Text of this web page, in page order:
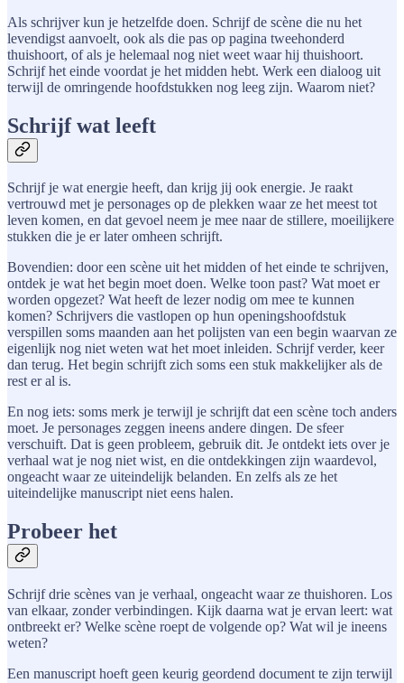
Als schrijver kun je hetzelfde doen. Schrijf de scène die nu het
levendigst aanvoelt, ook als die pas op pagina tweehonderd
thuishoort, of als je helemaal nog niet weet waar hij thuishoort.
Schrijf het einde voordat je het midden hebt. Werk een dialoog uit
terwijl de omringende hoofdstukken nog leeg zijn. Waarom niet?
Schrijf wat leeft
Schrijf je wat energie heeft, dan krijg jij ook energie. Je raakt
vertrouwd met je personages op de plekken waar ze het meest tot
leven komen, en dat gevoel neem je mee naar de stillere, moeilijkere
stukken die je er later omheen schrijft.
Bovendien: door een scène uit het midden of het einde te schrijven,
ontdek je wat het begin moet doen. Welke toon past? Wat moet er
worden opgezet? Wat heeft de lezer nodig om mee te kunnen
komen? Schrijvers die vastlopen op hun openingshoofdstuk
verspillen soms maanden aan het polijsten van een begin waarvan ze
eigenlijk nog niet weten wat het moet inleiden. Schrijf verder, keer
dan terug. Het begin schrijft zich soms een stuk makkelijker als de
rest er al is.
En nog iets: soms merk je terwijl je schrijft dat een scène toch anders
moet. Je personages zeggen ineens andere dingen. De sfeer
verschuift. Dat is geen probleem, gebruik dit. Je ontdekt iets over je
verhaal wat je nog niet wist, en die ontdekkingen zijn waardevol,
ongeacht waar ze uiteindelijk belanden. En zelfs als ze het
uiteindelijke manuscript niet eens halen.
Probeer het
Schrijf drie scènes van je verhaal, ongeacht waar ze thuishoren. Los
van elkaar, zonder verbindingen. Kijk daarna wat je ervan leert: wat
ontbreekt er? Welke scène roept de volgende op? Wat wil je ineens
weten?
Een manuscript hoeft geen keurig geordend document te zijn terwijl